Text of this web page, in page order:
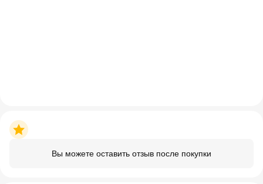
Вы можете оставить отзыв после покупки